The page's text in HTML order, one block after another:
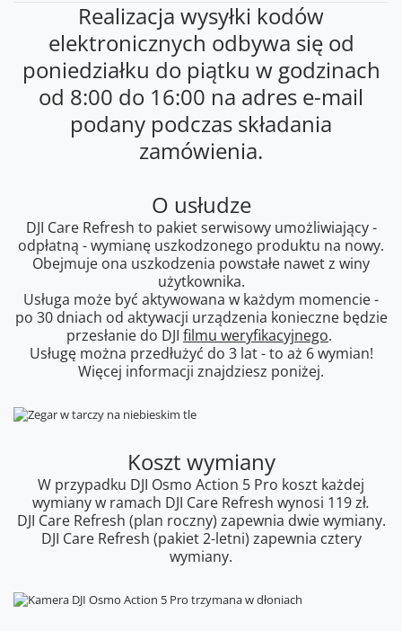
Realizacja wysyłki kodów
elektronicznych odbywa się od
poniedziałku do piątku w godzinach
od 8:00 do 16:00 na adres e-mail
podany podczas składania
zamówienia.
O usłudze
DJI Care Refresh to pakiet serwisowy umożliwiający -
odpłatną - wymianę uszkodzonego produktu na nowy.
Obejmuje ona uszkodzenia powstałe nawet z winy
użytkownika.
Usługa może być aktywowana w każdym momencie -
po 30 dniach od aktywacji urządzenia konieczne będzie
przesłanie do DJI filmu weryfikacyjnego.
Usługę można przedłużyć do 3 lat - to aż 6 wymian!
Więcej informacji znajdziesz poniżej.
Koszt wymiany
W przypadku DJI Osmo Action 5 Pro koszt każdej
wymiany w ramach DJI Care Refresh wynosi 119 zł.
DJI Care Refresh (plan roczny) zapewnia dwie wymiany.
DJI Care Refresh (pakiet 2-letni) zapewnia cztery
wymiany.